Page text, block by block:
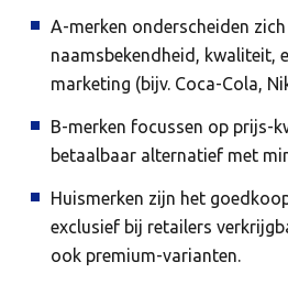
A-merken onderscheiden
naamsbekendheid, kwaliteit,
marketing (bijv. Coca-Cola,
B-merken focussen op prijs-
betaalbaar alternatief met
Huismerken zijn het
exclusief bij retailers
ook premium-varianten.